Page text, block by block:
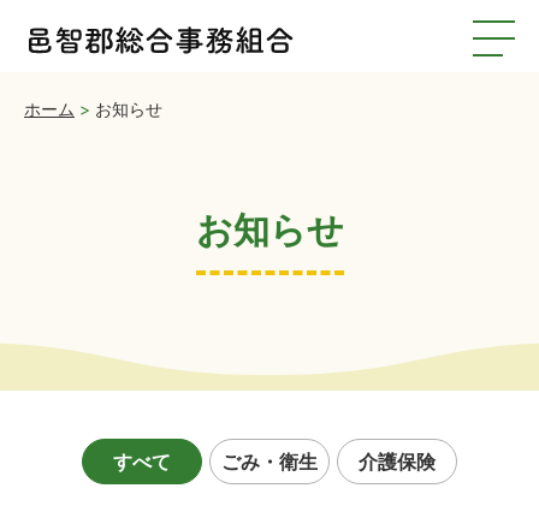
ホーム > お知らせ
お知らせ
すべて ごみ・衛生 介護保険